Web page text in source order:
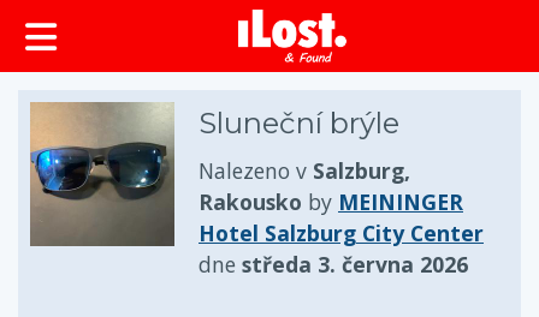
obsah
Sluneční brýle
Nalezeno v Salzburg,
Rakousko by MEININGER
Hotel Salzburg City Center
dne středa 3. června 2026